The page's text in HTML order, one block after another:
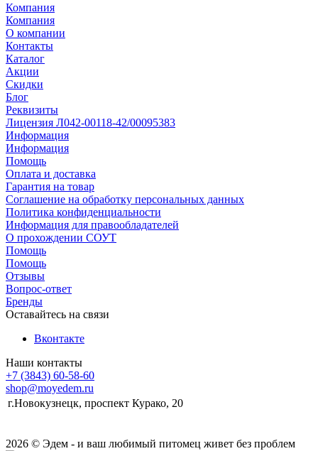
Компания
Компания
О компании
Контакты
Каталог
Акции
Скидки
Блог
Реквизиты
Лицензия Л042-00118-42/00095383
Информация
Информация
Помощь
Оплата и доставка
Гарантия на товар
Соглашение на обработку персональных данных
Политика конфиденциальности
Информация для правообладателей
О прохождении СОУТ
Помощь
Помощь
Отзывы
Вопрос-ответ
Бренды
Оставайтесь на связи
Вконтакте
Наши контакты
+7 (3843) 60-58-60
shop@moyedem.ru
г.Новокузнецк, проспект Курако, 20
2026 © Эдем - и ваш любимый питомец живет без проблем